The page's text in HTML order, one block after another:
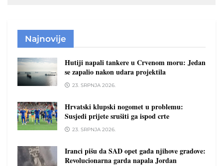
Najnovije
Hutiji napali tankere u Crvenom moru: Jedan
se zapalio nakon udara projektila
23. SRPNJA 2026.
Hrvatski klupski nogomet u problemu:
Susjedi prijete srušiti ga ispod crte
23. SRPNJA 2026.
Iranci pišu da SAD opet gađa njihove gradove:
Revolucionarna garda napala Jordan